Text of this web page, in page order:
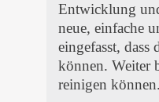
Entwicklung
neue, einfache
eingefasst,
können. Weiter
reinigen